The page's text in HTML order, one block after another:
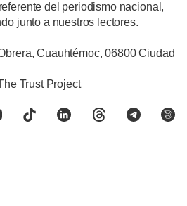
del periodismo nacional,
junto a nuestros lectores.
Cuauhtémoc, 06800 Ciudad
Trust Project